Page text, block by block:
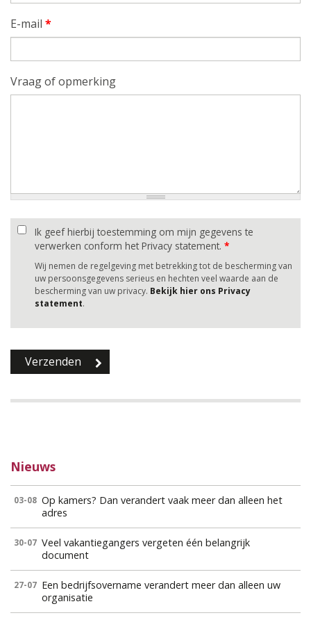
E-mail *
Vraag of opmerking
Ik geef hierbij toestemming om mijn gegevens te
verwerken conform het Privacy statement. *
Wij nemen de regelgeving met betrekking tot de bescherming van
uw persoonsgegevens serieus en hechten veel waarde aan de
bescherming van uw privacy. Bekijk hier ons Privacy
statement.
Nieuws
03-08 Op kamers? Dan verandert vaak meer dan alleen het
adres
30-07 Veel vakantiegangers vergeten één belangrijk
document
27-07 Een bedrijfsovername verandert meer dan alleen uw
organisatie